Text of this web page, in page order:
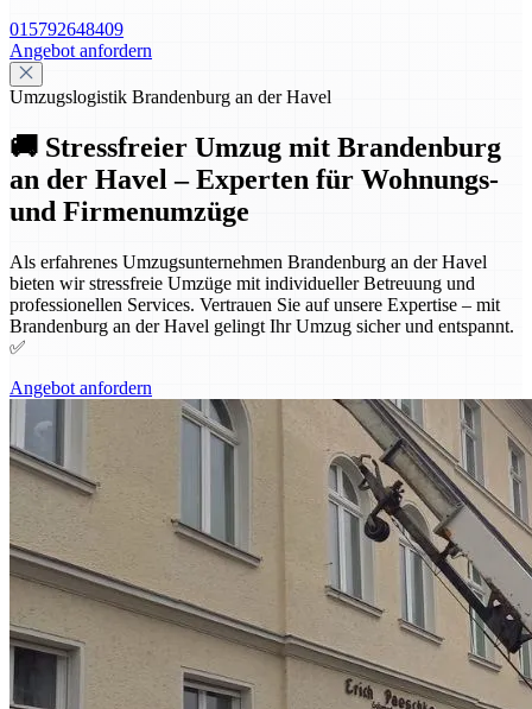
015792648409
Angebot anfordern
Umzugslogistik Brandenburg an der Havel
🚚 Stressfreier Umzug mit Brandenburg
an der Havel – Experten für Wohnungs-
und Firmenumzüge
Als erfahrenes Umzugsunternehmen Brandenburg an der Havel
bieten wir stressfreie Umzüge mit individueller Betreuung und
professionellen Services. Vertrauen Sie auf unsere Expertise – mit
Brandenburg an der Havel gelingt Ihr Umzug sicher und entspannt.
✅
Angebot anfordern